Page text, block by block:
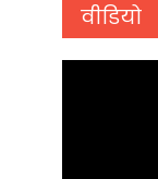
वीडियो